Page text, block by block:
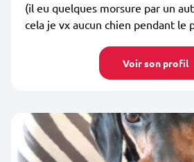
(il eu quelques morsure par un
cela je vx aucun chien pendant le
Voir son profil